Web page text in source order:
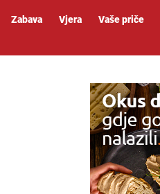
Zabava Vjera Vaše priče